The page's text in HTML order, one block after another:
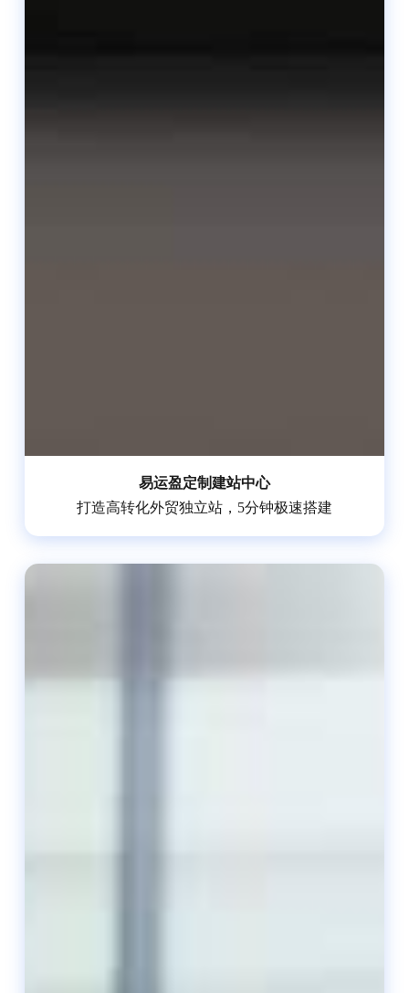
易运盈定制建站中心
打造高转化外贸独立站，5分钟极速搭建